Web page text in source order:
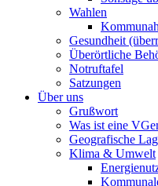
Wahlen
Gesundheit
Überörtliche
Notruftafel
Satzungen
Über uns
Grußwort
Was ist eine
Geografische
Klima & Umwelt